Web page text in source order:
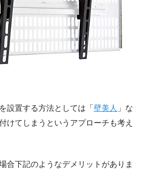
設置する方法としては「 壁美人 」な
けてしまうというアプローチも考え
合下記のようなデメリットがありま